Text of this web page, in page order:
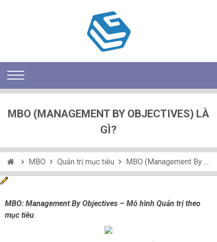
MBO (MANAGEMENT BY OBJECTIVES) LÀ
GÌ?
MBO Quản trị mục tiêu MBO (Management By Objectives) là gì?
MBO: Management By Objectives – Mô hình Quản trị theo
mục tiêu.